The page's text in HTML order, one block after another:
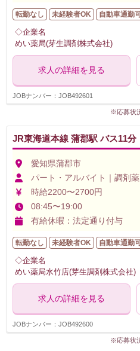
転勤なし 未経験者OK 自動車通勤
◇企業名
めい薬局(芽生調剤株式会社)
求人の詳細を見る
JOBナンバー：JOB492601
※応募状
JR東海道本線 蒲郡駅 バス11分
愛知県蒲郡市
パート・アルバイト｜調剤
時給2200〜2700円
08:45〜19:00
有給休暇：法定通り付与
転勤なし 未経験者OK 自動車通勤
◇企業名
めい薬局水竹店(芽生調剤株式会社)
求人の詳細を見る
JOBナンバー：JOB492600
※応募状